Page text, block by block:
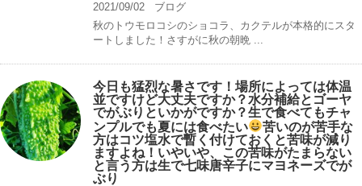
2021/09/02
ブログ
秋のトウモロコシのショコラ、カクテルが本格的にスタ
ートしました！さすがに秋の朝晩 ...
今日も猛烈な暑さです！場所によっては体温
並ですけど大丈夫ですか？水分補給とゴーヤ
でがぶりといかがですか？生で食べてもチャ
ンプルでも夏には食べたい
苦いのが苦手な
方はコツ塩水で暫く付けておくと苦味が減り
ますよね！いやいや、この苦味がたまらない
と言う方は生で七味唐辛子にマヨネーズでが
ぶり